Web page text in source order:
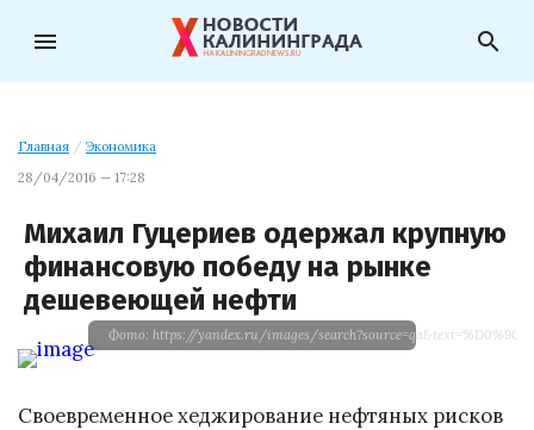
menu search
Главная / Экономика
28/04/2016 — 17:28
Михаил Гуцериев одержал крупную
финансовую победу на рынке
дешевеющей нефти
Фото: https://yandex.ru/images/
Своевременное хеджирование нефтяных рисков